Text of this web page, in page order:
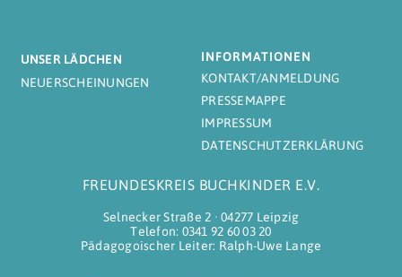
UNSER LÄDCHEN
NEUERSCHEINUNGEN
INFORMATIONEN
KONTAKT/ANMELDUNG
PRESSEMAPPE
IMPRESSUM
DATENSCHUTZERKLÄRUNG
FREUNDESKREIS BUCHKINDER E.V.
Selnecker Straße 2 ∙ 04277 Leipzig
Telefon: 0341 92 60 03 20
Pädagogoischer Leiter: Ralph-Uwe Lange